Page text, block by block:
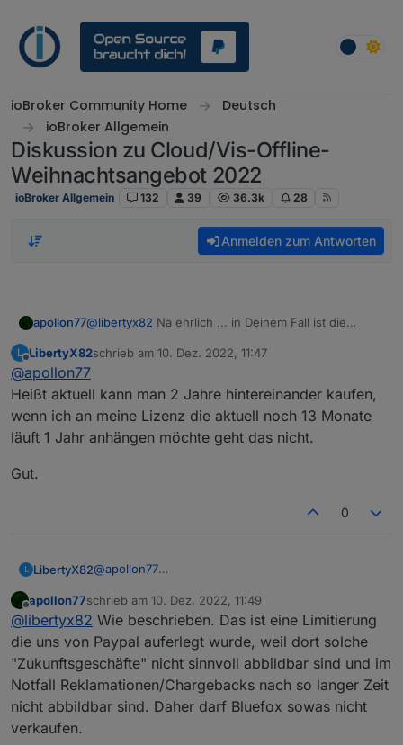
ioBroker Community Home
Deutsch
ioBroker Allgemein
Diskussion zu Cloud/Vis-Offline-
Weihnachtsangebot 2022
ioBroker Allgemein 132 39 36.3k 28
Anmelden zum Antworten
apollon77@libertyx82 Na ehrlich ... in Deinem Fall ist die
Weihnachtsaktion 2023 einfach wieder :-) Oder
schau ob am 7.1. vllt die Grenze unterschritten ist
L
Offline
LibertyX82schrieb am 10. Dez. 2022, 11:47
zuletzt editiert von
@apollon77
Heißt aktuell kann man 2 Jahre hintereinander kaufen,
wenn ich an meine Lizenz die aktuell noch 13 Monate
läuft 1 Jahr anhängen möchte geht das nicht.
Gut.
0
L LibertyX82@apollon77
kaufen, wenn ich an meine Lizenz die aktuell noch
13 Monate läuft 1 Jahr anhängen möchte geht das
nicht.
Gut.
Offline
apollon77schrieb am 10. Dez. 2022, 11:49
zuletzt editiert von
@libertyx82 Wie beschrieben. Das ist eine Limitierung
die uns von Paypal auferlegt wurde, weil dort solche
"Zukunftsgeschäfte" nicht sinnvoll abbildbar sind und im
Notfall Reklamationen/Chargebacks nach so langer Zeit
nicht abbildbar sind. Daher darf Bluefox sowas nicht
verkaufen.